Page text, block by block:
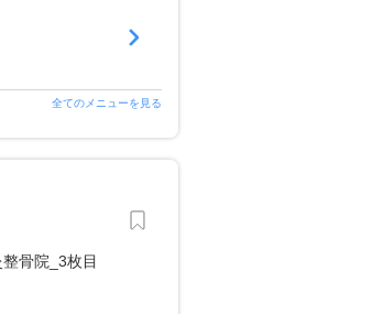
全てのメニューを見る